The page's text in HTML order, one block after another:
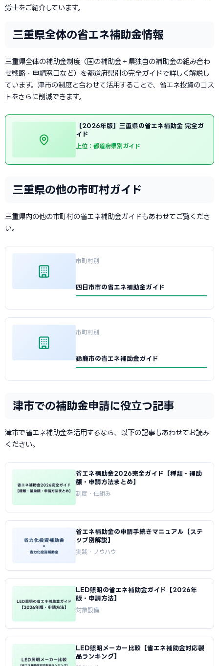
労士をご紹介しています。
三重県全体の省エネ補助金情報
三重県全体の補助金制度（国の補助金＋県独自の補助金の組み合わ
せ戦略・申請窓口など）を都道府県別の完全ガイドで詳しく解説し
ています。津市の制度と合わせて活用することで、省エネ投資のコス
トをさらに削減できます。
【2026年版】三重県の省エネ補助金 完全ガ
イド
上位：都道府県別ガイド
三重県の他の市町村ガイド
三重県内の他の市町村の省エネ補助金ガイドもあわせてご覧くださ
い。
市町村別
四日市市の省エネ補助金ガイド
市町村別
鈴鹿市の省エネ補助金ガイド
津市での補助金申請に役立つ記事
津市で省エネ補助金を活用するなら、以下の記事もあわせてお読み
ください。
省エネ補助金2026完全ガイド【種類・補助
額・申請方法まとめ】
制度・仕組み
省エネ補助金の申請手続きマニュアル【ステ
ップ別解説】
実践・ノウハウ
LED照明の省エネ補助金ガイド【2026年
版・申請方法】
対象設備
LED照明メーカー比較【省エネ補助金対応製
品ランキング】